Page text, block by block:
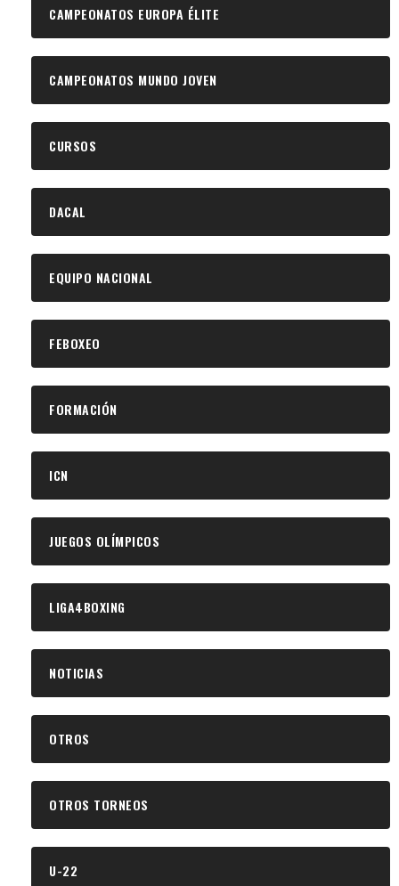
CAMPEONATOS EUROPA ÉLITE
CAMPEONATOS MUNDO JOVEN
CURSOS
DACAL
EQUIPO NACIONAL
FEBOXEO
FORMACIÓN
ICN
JUEGOS OLÍMPICOS
LIGA4BOXING
NOTICIAS
OTROS
OTROS TORNEOS
U-22